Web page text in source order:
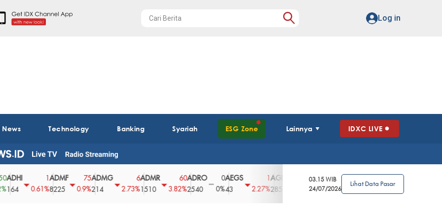
Log in
Technology Banking Syariah ESG Zone Lainnya IDXC LIVE
0.61%
ADMF
8225
75
0.9%
ADMG
214
2.73%
ADMR
1510
3.82%
ADRO
2540
0
0%
AEGS
2.27%2850
3.39%
AGRO
4
2.63%
AGRS
0%
03.15 WIB
24/07/2026
Lihat Data Pasar